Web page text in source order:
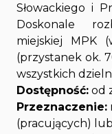
Słowackiego i
Doskonale
miejskiej MPK
(przystanek ok.
wszystkich
Dostępność: od
Przeznaczenie:
(pracujących)